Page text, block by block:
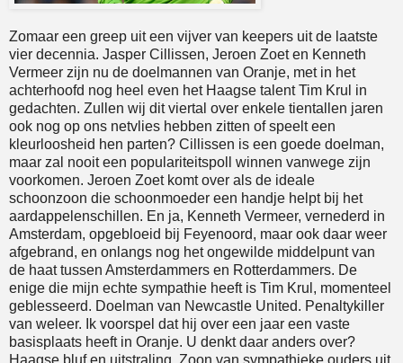
Zomaar een greep uit een vijver van keepers uit de laatste
vier decennia. Jasper Cillissen, Jeroen Zoet en Kenneth
Vermeer zijn nu de doelmannen van Oranje, met in het
achterhoofd nog heel even het Haagse talent Tim Krul in
gedachten. Zullen wij dit viertal over enkele tientallen jaren
ook nog op ons netvlies hebben zitten of speelt een
kleurloosheid hen parten? Cillissen is een goede doelman,
maar zal nooit een populariteitspoll winnen vanwege zijn
voorkomen. Jeroen Zoet komt over als de ideale
schoonzoon die schoonmoeder een handje helpt bij het
aardappelenschillen. En ja, Kenneth Vermeer, vernederd in
Amsterdam, opgebloeid bij Feyenoord, maar ook daar weer
afgebrand, en onlangs nog het ongewilde middelpunt van
de haat tussen Amsterdammers en Rotterdammers. De
enige die mijn echte sympathie heeft is Tim Krul, momenteel
geblesseerd. Doelman van Newcastle United. Penaltykiller
van weleer. Ik voorspel dat hij over een jaar een vaste
basisplaats heeft in Oranje. U denkt daar anders over?
Haagse bluf en uitstraling. Zoon van sympathieke ouders uit